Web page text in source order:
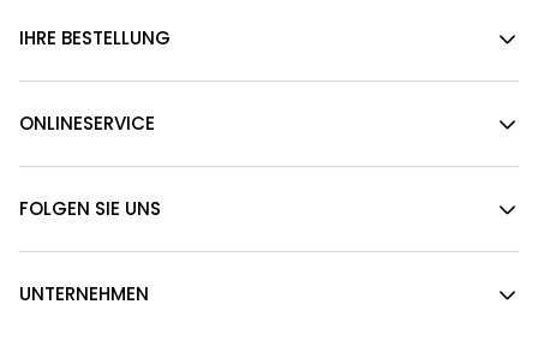
IHRE BESTELLUNG
ONLINESERVICE
FOLGEN SIE UNS
UNTERNEHMEN